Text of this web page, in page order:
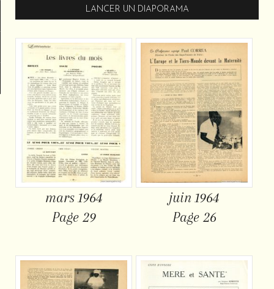
LANCER UN DIAPORAMA
mars 1964
Page 29
juin 1964
Page 26